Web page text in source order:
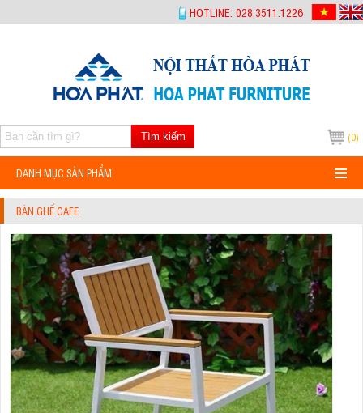
HOTLINE: 028.3511.1226
(0)
Tìm kiếm
DANH MỤC SẢN PHẨM
BÀN GHẾ CAFE